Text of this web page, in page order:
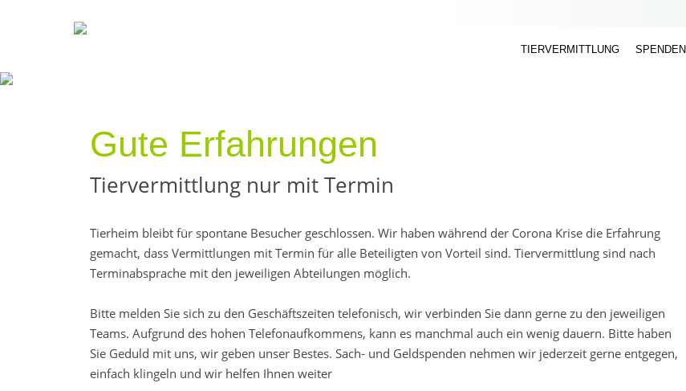
TIERVERMITTLUNG SPENDEN
Gute Erfahrungen
Tiervermittlung nur mit Termin
Tierheim bleibt für spontane Besucher geschlossen. Wir haben während der Corona Krise die Erfahrung
gemacht, dass Vermittlungen mit Termin für alle Beteiligten von Vorteil sind. Tiervermittlung sind nach
Terminabsprache mit den jeweiligen Abteilungen möglich.
Bitte melden Sie sich zu den Geschäftszeiten telefonisch, wir verbinden Sie dann gerne zu den jeweiligen
Teams. Aufgrund des hohen Telefonaufkommens, kann es manchmal auch ein wenig dauern. Bitte haben
Sie Geduld mit uns, wir geben unser Bestes. Sach- und Geldspenden nehmen wir jederzeit gerne entgegen,
einfach klingeln und wir helfen Ihnen weiter